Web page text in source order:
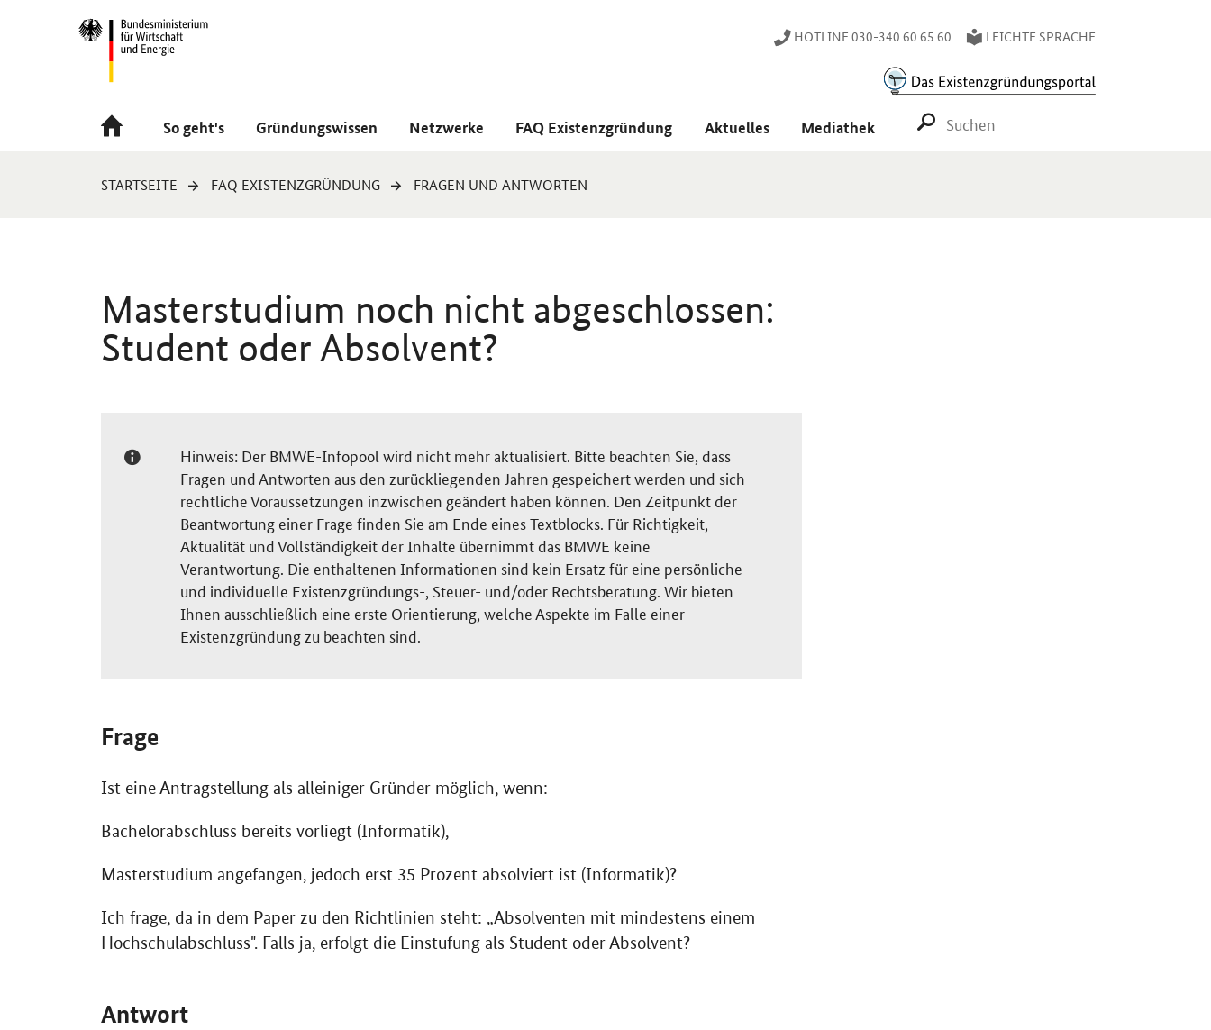
Navigation
Hauptmenü HOTLINE 030-340 60 65 60 LEICHTE SPRACHE
So geht's Gründungswissen Netzwerke FAQ Existenzgründung Aktuelles Mediathek SUCHE STARTEN
Sie
STARTSEITE FAQ EXISTENZGRÜNDUNG FRAGEN UND ANTWORTEN
Masterstudium noch nicht abgeschlossen:
Student oder Absolvent?
Hinweis: Der BMWE-Infopool wird nicht mehr aktualisiert. Bitte beachten Sie, dass
Fragen und Antworten aus den zurückliegenden Jahren gespeichert werden und sich
rechtliche Voraussetzungen inzwischen geändert haben können. Den Zeitpunkt der
Beantwortung einer Frage finden Sie am Ende eines Textblocks. Für Richtigkeit,
Aktualität und Vollständigkeit der Inhalte übernimmt das BMWE keine
Verantwortung. Die enthaltenen Informationen sind kein Ersatz für eine persönliche
und individuelle Existenzgründungs-, Steuer- und/oder Rechtsberatung. Wir bieten
Ihnen ausschließlich eine erste Orientierung, welche Aspekte im Falle einer
Existenzgründung zu beachten sind.
Frage
Ist eine Antragstellung als alleiniger Gründer möglich, wenn:
Bachelorabschluss bereits vorliegt (Informatik),
Masterstudium angefangen, jedoch erst 35 Prozent absolviert ist (Informatik)?
Ich frage, da in dem Paper zu den Richtlinien steht: „Absolventen mit mindestens einem
Hochschulabschluss". Falls ja, erfolgt die Einstufung als Student oder Absolvent?
Antwort